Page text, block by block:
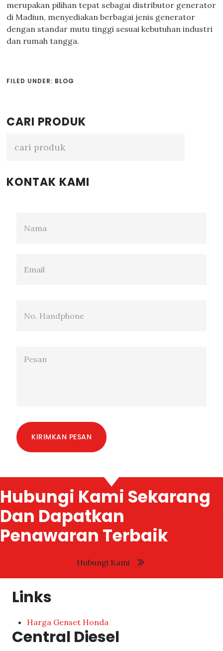
merupakan pilihan tepat sebagai distributor generator
di Madiun, menyediakan berbagai jenis generator
dengan standar mutu tinggi sesuai kebutuhan industri
dan rumah tangga.
FILED UNDER: BLOG
Primary
Sidebar
CARI PRODUK
KONTAK KAMI
KIRIMKAN PESAN
Hubungi Kami Sekarang
Dan Dapatkan
Penawaran Terbaik
Hubungi Kami
Links
Harga Genset Honda
Central Diesel